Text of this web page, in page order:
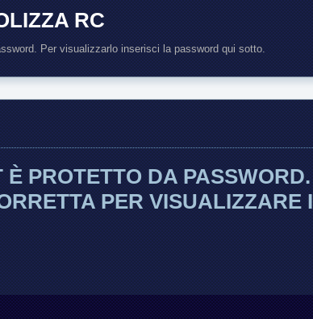
RC
Per visualizzarlo inserisci la password qui sotto.
È PROTETTO DA
PER VISUALIZZARE